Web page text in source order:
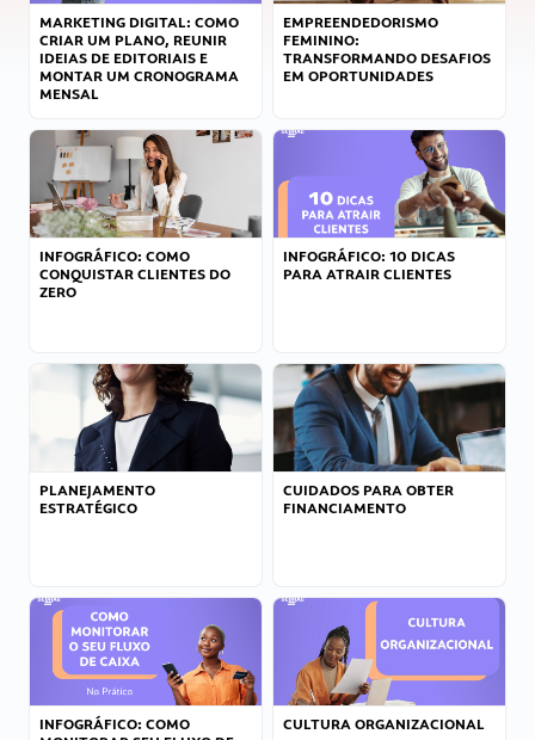
MARKETING DIGITAL: COMO
CRIAR UM PLANO, REUNIR
IDEIAS DE EDITORIAIS E
MONTAR UM CRONOGRAMA
MENSAL
EMPREENDEDORISMO
FEMININO:
TRANSFORMANDO DESAFIOS
EM OPORTUNIDADES
INFOGRÁFICO: COMO
CONQUISTAR CLIENTES DO
ZERO
INFOGRÁFICO: 10 DICAS
PARA ATRAIR CLIENTES
PLANEJAMENTO
ESTRATÉGICO
CUIDADOS PARA OBTER
FINANCIAMENTO
INFOGRÁFICO: COMO
CULTURA ORGANIZACIONAL